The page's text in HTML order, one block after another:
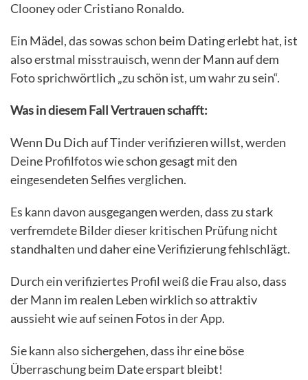
Clooney oder Cristiano Ronaldo.
Ein Mädel, das sowas schon beim Dating erlebt hat, ist
also erstmal misstrauisch, wenn der Mann auf dem
Foto sprichwörtlich „zu schön ist, um wahr zu sein“.
Was in diesem Fall Vertrauen schafft:
Wenn Du Dich auf Tinder verifizieren willst, werden
Deine Profilfotos wie schon gesagt mit den
eingesendeten Selfies verglichen.
Es kann davon ausgegangen werden, dass zu stark
verfremdete Bilder dieser kritischen Prüfung nicht
standhalten und daher eine Verifizierung fehlschlägt.
Durch ein verifiziertes Profil weiß die Frau also, dass
der Mann im realen Leben wirklich so attraktiv
aussieht wie auf seinen Fotos in der App.
Sie kann also sichergehen, dass ihr eine böse
Überraschung beim Date erspart bleibt!